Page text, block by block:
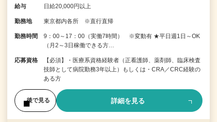
給与 日給20,000円以上
勤務地 東京都内各所 ※直行直帰
勤務時間
9：00～17：00（実働7時間） ※変動有 ★平日週1日～OK
（月2～3日稼働できる方…
応募資格
【必須】・医療系資格経験者（正看護師、薬剤師、臨床検査
技師として病院勤務3年以上）もしくは・CRA／CRC経験の
ある方
後で見る 詳細を見る